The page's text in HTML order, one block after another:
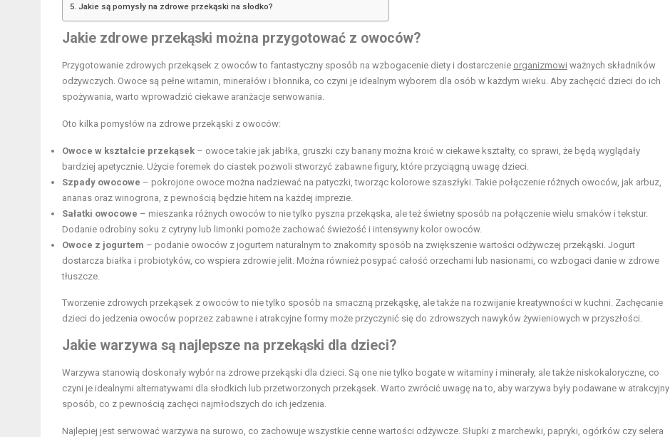
Jakie są pomysły na zdrowe przekąski na słodko?
Jakie zdrowe przekąski można przygotować z owoców?
Przygotowanie zdrowych przekąsek z owoców to fantastyczny sposób na wzbogacenie diety i dostarczenie organizmowi ważnych składników
odżywczych. Owoce są pełne witamin, minerałów i błonnika, co czyni je idealnym wyborem dla osób w każdym wieku. Aby zachęcić dzieci do ich
spożywania, warto wprowadzić ciekawe aranżacje serwowania.
Oto kilka pomysłów na zdrowe przekąski z owoców:
Owoce w kształcie przekąsek – owoce takie jak jabłka, gruszki czy banany można kroić w ciekawe kształty, co sprawi, że będą wyglądały
bardziej apetycznie. Użycie foremek do ciastek pozwoli stworzyć zabawne figury, które przyciągną uwagę dzieci.
Szpady owocowe – pokrojone owoce można nadziewać na patyczki, tworząc kolorowe szaszłyki. Takie połączenie różnych owoców, jak arbuz,
ananas oraz winogrona, z pewnością będzie hitem na każdej imprezie.
Sałatki owocowe – mieszanka różnych owoców to nie tylko pyszna przekąska, ale też świetny sposób na połączenie wielu smaków i tekstur.
Dodanie odrobiny soku z cytryny lub limonki pomoże zachować świeżość i intensywny kolor owoców.
Owoce z jogurtem – podanie owoców z jogurtem naturalnym to znakomity sposób na zwiększenie wartości odżywczej przekąski. Jogurt
dostarcza białka i probiotyków, co wspiera zdrowie jelit . Można również posypać całość orzechami lub nasionami, co wzbogaci danie w zdrowe
tłuszcze
Tworzenie zdrowych przekąsek z owoców to nie tylko sposób na smaczną przekąskę, ale także na rozwijanie kreatywności w kuchni. Zachęcanie
dzieci do jedzenia owoców poprzez zabawne i atrakcyjne formy może przyczynić się do zdrowszych nawyków żywieniowych w przyszłości.
Jakie warzywa są najlepsze na przekąski dla dzieci?
Warzywa stanowią doskonały wybór na zdrowe przekąski dla dzieci. Są one nie tylko bogate w witaminy i minerały, ale także niskokaloryczne, co
czyni je idealnymi alternatywami dla słodkich lub przetworzonych przekąsek. Warto zwrócić uwagę na to, aby warzywa były podawane w atrakcyjny
sposób, co z pewnością zachęci najmłodszych do ich jedzenia.
Najlepiej jest serwować warzywa na surowo, co zachowuje wszystkie cenne wartości odżywcze. Słupki z marchewki, papryki, ogórków czy selera